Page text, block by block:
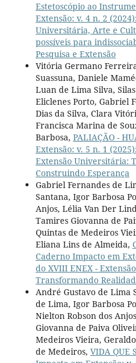
Estetoscópio ao
Extensão: v. 4 n. 2
Universitária, Arte e
possíveis para
Pesquisa e Extensão
Vitória Germano
Suassuna, Daniele
Luan de Lima Silva,
Eliclenes Porto, Gabriel
Dias da Silva, Clara
Francisca Marina de
Barbosa, PALIAÇÃO -
Extensão: v. 5 n. 1
Extensão Universitária:
Construindo Esperança
Gabriel Fernandes de
Santana, Igor Barbosa
Anjos, Lélia Van Der
Tamires Giovanna de
Quintas de Medeiros
Eliana Lins de Almeida,
Caderno Impacto em
do XVIII ENEX -
Transformando
André Gustavo de Lima
de Lima, Igor Barbosa
Nielton Robson dos
Giovanna de Paiva
Medeiros Vieira,
de Medeiros, VIDA QUE